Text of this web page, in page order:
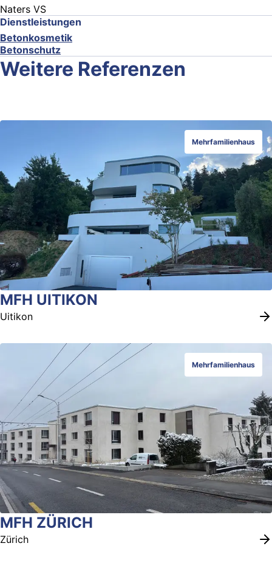
Naters VS
Dienstleistungen
Betonkosmetik
Betonschutz
Weitere Referenzen
Mehrfamilienhaus
MFH UITIKON
Uitikon
Mehrfamilienhaus
MFH ZÜRICH
Zürich